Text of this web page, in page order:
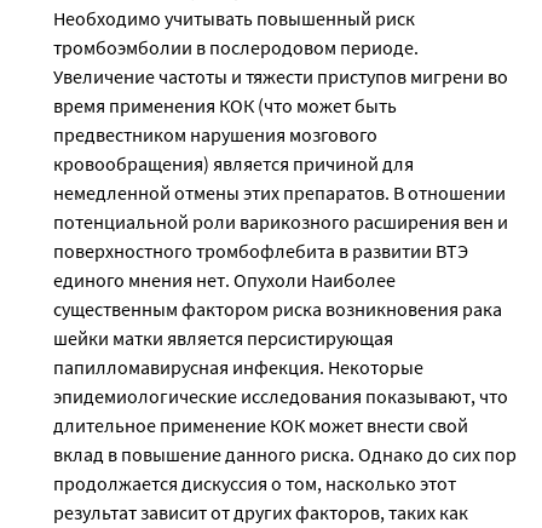
Необходимо учитывать повышенный риск
тромбоэмболии в послеродовом периоде.
Увеличение частоты и тяжести приступов мигрени во
время применения КОК (что может быть
предвестником нарушения мозгового
кровообращения) является причиной для
немедленной отмены этих препаратов. В отношении
потенциальной роли варикозного расширения вен и
поверхностного тромбофлебита в развитии ВТЭ
единого мнения нет. Опухоли Наиболее
существенным фактором риска возникновения рака
шейки матки является персистирующая
папилломавирусная инфекция. Некоторые
эпидемиологические исследования показывают, что
длительное применение КОК может внести свой
вклад в повышение данного риска. Однако до сих пор
продолжается дискуссия о том, насколько этот
результат зависит от других факторов, таких как